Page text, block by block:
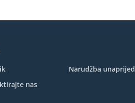
Narudžba unaprijed
nas